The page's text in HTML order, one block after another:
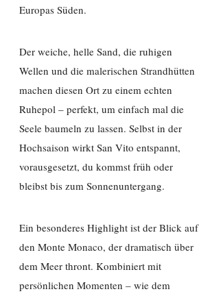
Europas Süden.
Der weiche, helle Sand, die ruhigen
Wellen und die malerischen Strandhütten
machen diesen Ort zu einem echten
Ruhepol – perfekt, um einfach mal die
Seele baumeln zu lassen. Selbst in der
Hochsaison wirkt San Vito entspannt,
vorausgesetzt, du kommst früh oder
bleibst bis zum Sonnenuntergang.
Ein besonderes Highlight ist der Blick auf
den Monte Monaco, der dramatisch über
dem Meer thront. Kombiniert mit
persönlichen Momenten – wie dem